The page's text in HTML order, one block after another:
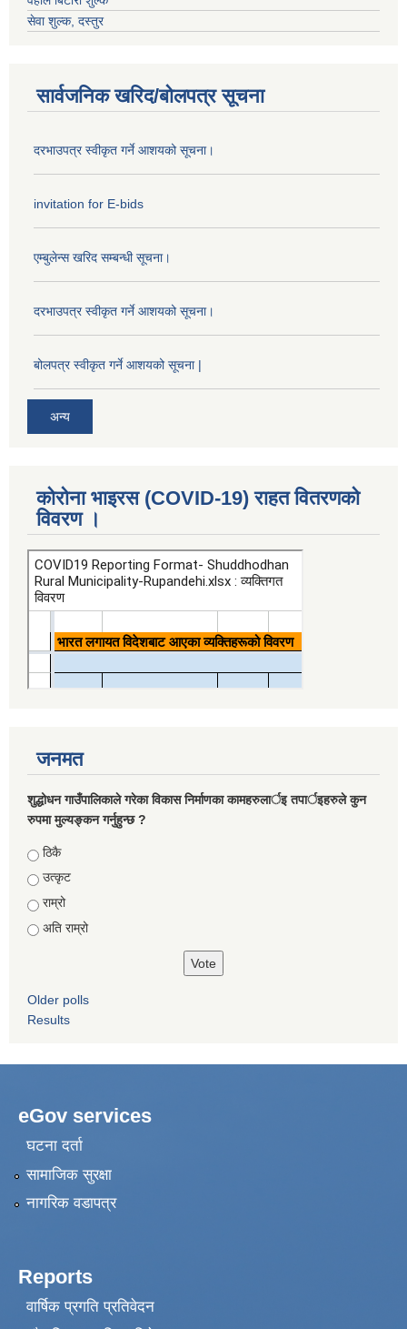
सेवा शुल्क, दस्तुर
सार्वजनिक खरिद/बोलपत्र सूचना
दरभाउपत्र स्वीकृत गर्ने आशयको सूचना।
invitation for E-bids
एम्बुलेन्स खरिद सम्बन्धी सूचना।
दरभाउपत्र स्वीकृत गर्ने आशयको सूचना।
बोलपत्र स्वीकृत गर्ने आशयको सूचना |
अन्य
कोरोना भाइरस (COVID-19) राहत वितरणको
विवरण ।
जनमत
शुद्धोधन गाउँपालिकाले गरेका विकास निर्माणका कामहरुलार्इ तपार्इहरुले कुन
रुपमा मुल्यङ्कन गर्नुहुन्छ ?
Choices
ठिकै
उत्कृट
राम्रो
अति राम्रो
Older polls
Results
eGov services
घटना दर्ता
सामाजिक सुरक्षा
नागरिक वडापत्र
Reports
वार्षिक प्रगति प्रतिवेदन